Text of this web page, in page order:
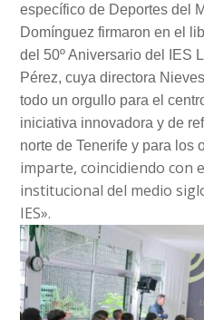
específico de Deportes del
Domínguez firmaron en el
del 50º Aniversario del IES
Pérez, cuya directora
todo un orgullo para el
iniciativa innovadora y de
norte de Tenerife y para los
imparte, coincidiendo con
institucional del medio
IES».